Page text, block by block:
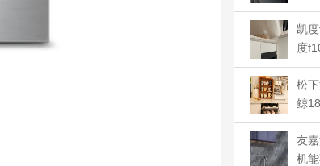
凯
度
松
鲸
友
机